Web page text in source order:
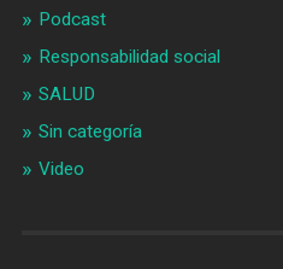
Podcast
Responsabilidad social
SALUD
Sin categoría
Video